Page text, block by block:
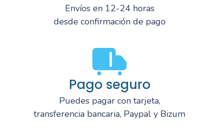
Envíos en 12-24 horas
desde confirmación de pago
Pago seguro
Puedes pagar con tarjeta,
transferencia bancaria, Paypal y Bizum